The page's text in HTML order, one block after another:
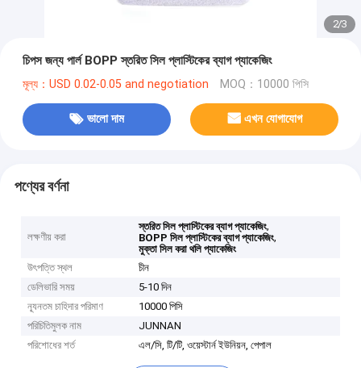
2/3
চিপস জন্য পার্ল BOPP স্তরিত সিল প্লাস্টিকের ব্যাগ প্যাকেজিং
মূল্য：USD 0.02-0.05 and negotiation MOQ：10000 পিসি
ভালো দাম এখন যোগাযোগ
পণ্যের বর্ণনা
লক্ষণীয় করা
স্তরিত সিল প্লাস্টিকের ব্যাগ প্যাকেজিং,
BOPP সিল প্লাস্টিকের ব্যাগ প্যাকেজিং,
মুক্তা সিল করা থলি প্যাকেজিং
উৎপত্তি স্থল
চীন
ডেলিভারি সময়
5-10 দিন
ন্যূনতম চাহিদার পরিমাণ
10000 পিসি
পরিচিতিমুলক নাম
JUNNAN
পরিশোধের শর্ত
এল/সি, টি/টি, ওয়েস্টার্ন ইউনিয়ন, পেপাল